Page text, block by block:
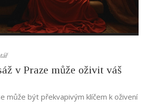
v Praze může oživit váš
může být překvapivým klíčem k oživení